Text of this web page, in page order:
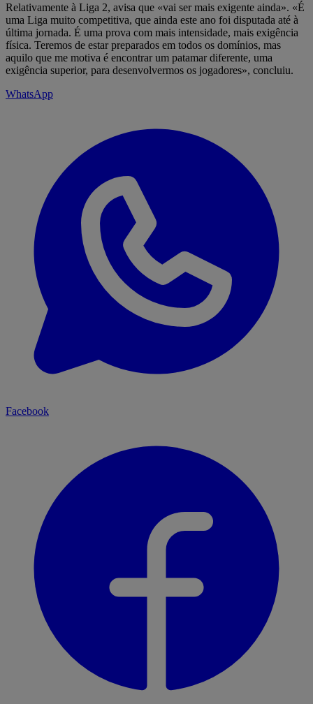
Relativamente à Liga 2, avisa que «vai ser mais exigente ainda». «É
uma Liga muito competitiva, que ainda este ano foi disputada até à
última jornada. É uma prova com mais intensidade, mais exigência
física. Teremos de estar preparados em todos os domínios, mas
aquilo que me motiva é encontrar um patamar diferente, uma
exigência superior, para desenvolvermos os jogadores», concluiu.
WhatsApp
Facebook